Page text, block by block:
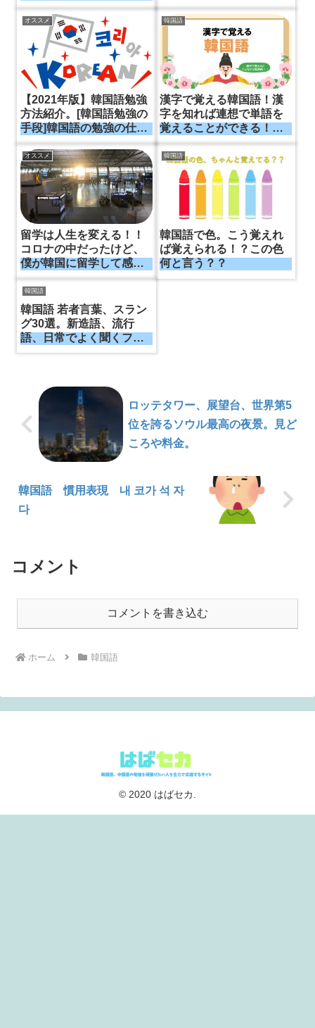
をとれるのか。
オススメ
【2021年版】韓国語勉強
方法紹介。[韓国語勉強の
手段]韓国語の勉強の仕方
はこんなにもある！！
韓国語
漢字で覚える韓国語！漢
字を知れば連想で単語を
覚えることができる！効
率的な韓国語勉強法。
オススメ
留学は人生を変える！！
コロナの中だったけど、
僕が韓国に留学して感じ
たこと。本気で語学を身
に着けたければたければ
やっぱり留学が一番。
韓国語
韓国語で色。こう覚えれ
ば覚えられる！？この色
何と言う？？
韓国語
韓国語 若者言葉、スラン
グ30選。新造語、流行
語、日常でよく聞くフレ
ーズ集。例文付き。
ロッテタワー、展望台、世界第5
位を誇るソウル最高の夜景。見ど
ころや料金。
韓国語 慣用表現 내 코가 석 자
다
コメント
コメントを書き込む
ホーム 韓国語
© 2020 はばセカ.